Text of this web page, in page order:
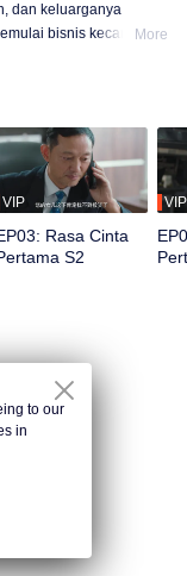
dan keluarganya
bisnis kecantikan.
More
VIP
Rasa Cinta
S2
VIP
to our
in